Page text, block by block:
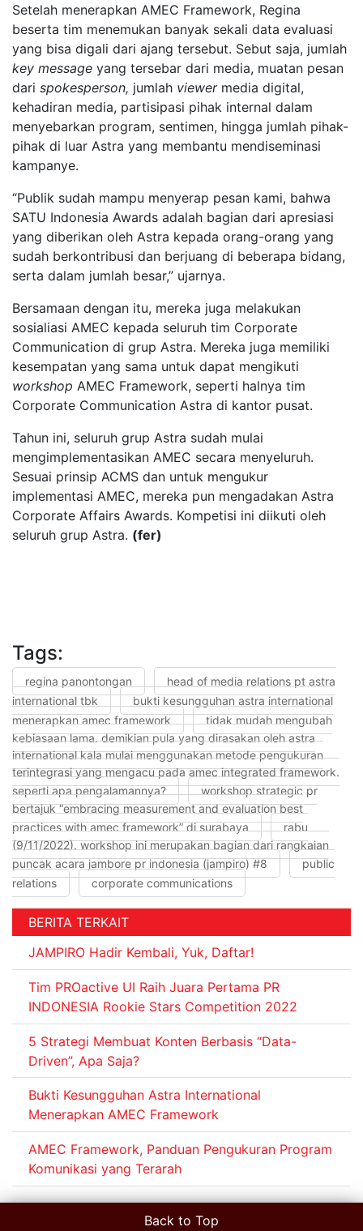
Setelah menerapkan AMEC Framework, Regina
beserta tim menemukan banyak sekali data evaluasi
yang bisa digali dari ajang tersebut. Sebut saja, jumlah
key message yang tersebar dari media, muatan pesan
dari spokesperson, jumlah viewer media digital,
kehadiran media, partisipasi pihak internal dalam
menyebarkan program, sentimen, hingga jumlah pihak-
pihak di luar Astra yang membantu mendiseminasi
kampanye.
“Publik sudah mampu menyerap pesan kami, bahwa
SATU Indonesia Awards adalah bagian dari apresiasi
yang diberikan oleh Astra kepada orang-orang yang
sudah berkontribusi dan berjuang di beberapa bidang,
serta dalam jumlah besar,” ujarnya.
Bersamaan dengan itu, mereka juga melakukan
sosialiasi AMEC kepada seluruh tim Corporate
Communication di grup Astra. Mereka juga memiliki
kesempatan yang sama untuk dapat mengikuti
workshop AMEC Framework, seperti halnya tim
Corporate Communication Astra di kantor pusat.
Tahun ini, seluruh grup Astra sudah mulai
mengimplementasikan AMEC secara menyeluruh.
Sesuai prinsip ACMS dan untuk mengukur
implementasi AMEC, mereka pun mengadakan Astra
Corporate Affairs Awards. Kompetisi ini diikuti oleh
seluruh grup Astra. (fer)
Tags:
regina panontongan
head of media relations pt astra
international tbk
bukti kesungguhan astra international
menerapkan amec framework
tidak mudah mengubah
kebiasaan lama. demikian pula yang dirasakan oleh astra
international kala mulai menggunakan metode pengukuran
terintegrasi yang mengacu pada amec integrated framework.
seperti apa pengalamannya?
workshop strategic pr
bertajuk “embracing measurement and evaluation best
practices with amec framework” di surabaya
rabu
(9/11/2022). workshop ini merupakan bagian dari rangkaian
puncak acara jambore pr indonesia (jampiro) #8
public
relations
corporate communications
BERITA TERKAIT
JAMPIRO Hadir Kembali, Yuk, Daftar!
Tim PROactive UI Raih Juara Pertama PR
INDONESIA Rookie Stars Competition 2022
5 Strategi Membuat Konten Berbasis “Data-
Driven”, Apa Saja?
Bukti Kesungguhan Astra International
Menerapkan AMEC Framework
AMEC Framework, Panduan Pengukuran Program
Komunikasi yang Terarah
Back to Top